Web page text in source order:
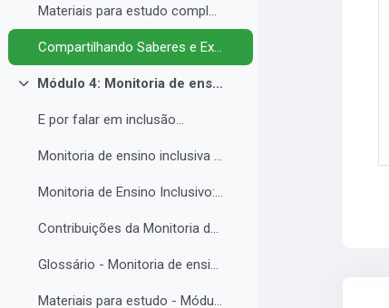
Materiais para estudo complementar - Módulo 3.
Compartilhando Saberes e Experiências. 2
Contrair
Módulo 4: Monitoria de ensino inclusiva no processo formativo de estudantes com Necessidades Educacionais Específicas - NEE no contexto da Educação Profissional e Tecnológica.
E por falar em inclusão...
Monitoria de ensino inclusiva junto a estudante com Necessidades Educacionais Específicas - NEE no contexto da Educação Profissional e Tecnológica.
Monitoria de Ensino Inclusivo: Conceitos e Objetivos.
Contribuições da Monitoria de ensino inclusiva para o estudante com Necessidades Educacionais Específicas.
Glossário - Monitoria de ensino e educação inclusiva.
Materiais para estudo - Módulo 4.